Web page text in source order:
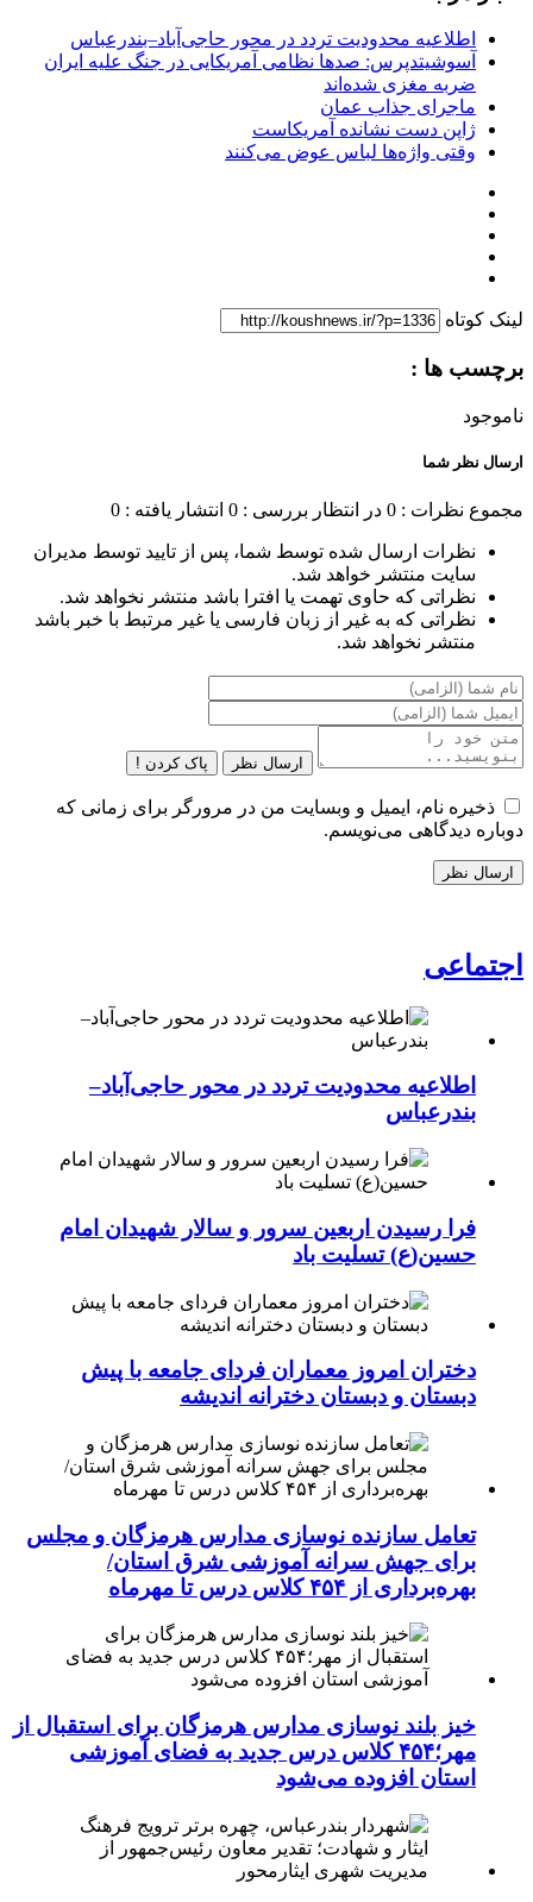
اطلاعیه محدودیت تردد در محور حاجی‌آباد–بندرعباس
آسوشیتدپرس: صدها نظامی آمریکایی در جنگ علیه ایران
ضربه مغزی شده‌اند
ماجرای جذاب عمان
ژاپن دست نشانده آمریکاست
وقتی واژه‌ها لباس عوض می‌کنند
لینک کوتاه
برچسب ها :
ناموجود
ارسال نظر شما
مجموع نظرات : 0 در انتظار بررسی : 0 انتشار یافته : 0
نظرات ارسال شده توسط شما، پس از تایید توسط مدیران
سایت منتشر خواهد شد.
نظراتی که حاوی تهمت یا افترا باشد منتشر نخواهد شد.
نظراتی که به غیر از زبان فارسی یا غیر مرتبط با خبر باشد
منتشر نخواهد شد.
ارسال نظر پاک کردن !
ذخیره نام، ایمیل و وبسایت من در مرورگر برای زمانی که
دوباره دیدگاهی می‌نویسم.
اجتماعی
اطلاعیه محدودیت تردد در محور حاجی‌آباد–
بندرعباس
فرا رسیدن اربعین سرور و سالار شهیدان امام
حسین(ع) تسلیت باد
دختران امروز معماران فردای جامعه با پیش
دبستان و دبستان دخترانه اندیشه
تعامل سازنده نوسازی مدارس هرمزگان و مجلس
برای جهش سرانه آموزشی شرق استان/
بهره‌برداری از ۴۵۴ کلاس درس تا مهرماه
خیز بلند نوسازی مدارس هرمزگان برای استقبال از
مهر؛۴۵۴ کلاس درس جدید به فضای آموزشی
استان افزوده می‌شود